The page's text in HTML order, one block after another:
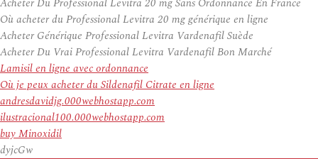
Où acheter du Professional Levitra 20 mg générique en ligne
Acheter Générique Professional Levitra Vardenafil Suède
Acheter Du Vrai Professional Levitra Vardenafil Bon Marché
Lamisil en ligne avec ordonnance
Où je peux acheter du Sildenafil Citrate en ligne
andresdavidjg.000webhostapp.com
ilustracional100.000webhostapp.com
buy Minoxidil
dyjcGw